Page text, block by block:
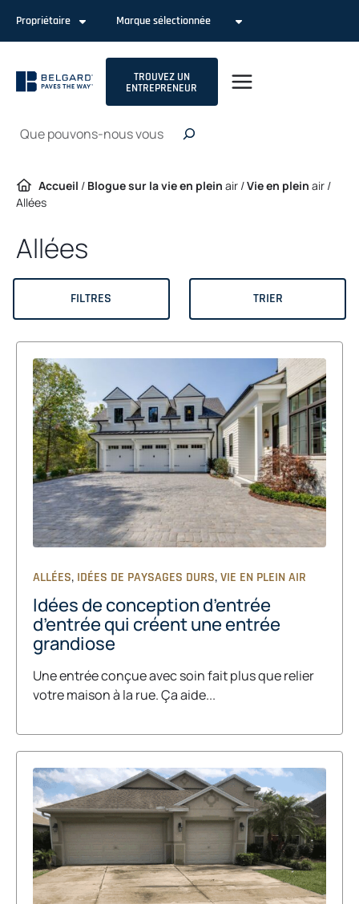
contenu
Propriétaire Marque sélectionnée
TROUVEZ UN
ENTREPRENEUR
Recherche
Accueil / Blogue sur la vie en plein air /Vie en plein air /
Allées
Allées
FILTRES TRIER
ALLÉES, IDÉES DE PAYSAGES DURS,VIE EN PLEIN AIR
Idées de conception d’entrée
d’entrée qui créent une entrée
grandiose
Une entrée conçue avec soin fait plus que relier
votre maison à la rue. Ça aide...